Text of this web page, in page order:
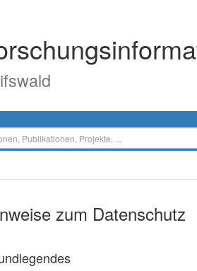
zum Datenschutz